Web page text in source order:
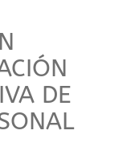
DE